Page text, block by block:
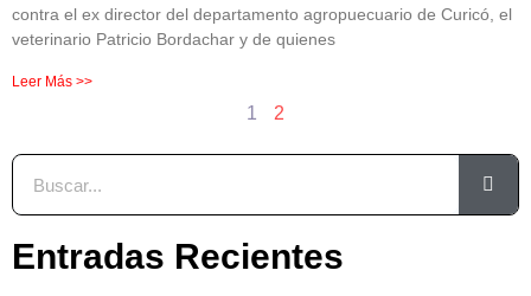
contra el ex director del departamento agropuecuario de Curicó, el
veterinario Patricio Bordachar y de quienes
Leer Más >>
1 2
Entradas Recientes